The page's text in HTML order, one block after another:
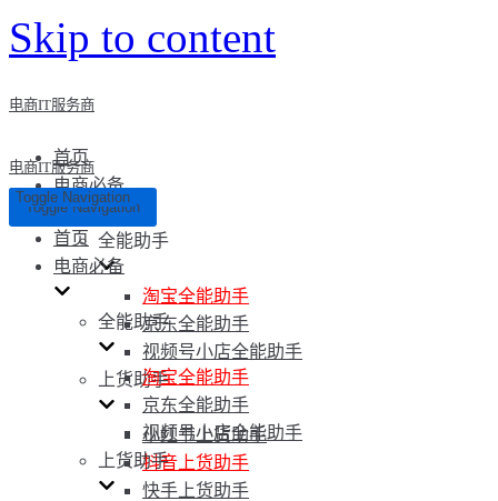
Skip to content
电商IT服务商
首页
电商必备
全能助手
淘宝全能助手
京东全能助手
视频号小店全能助手
上货助手
小红书上货助手
抖音上货助手
快手上货助手
电商IT服务商
Toggle Navigation
Toggle Navigation
首页
电商必备
全能助手
淘宝全能助手
京东全能助手
视频号小店全能助手
上货助手